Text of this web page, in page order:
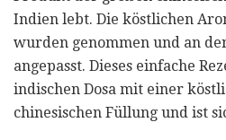
Indien lebt. Die köstlichen
wurden genommen und an
angepasst. Dieses einfache
indischen Dosa mit einer
chinesischen Füllung und ist